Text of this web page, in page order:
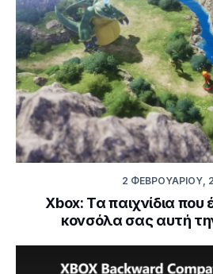
2 ΦΕΒΡΟΥΑΡΊΟΥ,
Xbox: Τα παιχνίδια που
κονσόλα σας αυτή